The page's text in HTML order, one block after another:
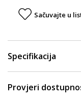
Sačuvajte u
Specifikacija
Provjeri